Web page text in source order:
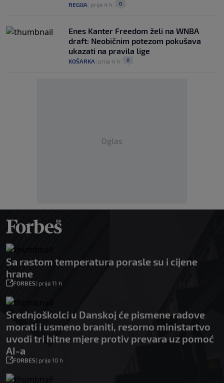
REGIJA prije 4 h 0
Enes Kanter Freedom želi na WNBA
draft: Neobičnim potezom pokušava
ukazati na pravila lige
KOŠARKA prije 4 h 0
Oglas
Sa rastom temperatura porasle su i cijene
hrane
FORBES| prije 11 h
Srednjoškolci u Danskoj će pismene radove
morati i usmeno braniti, resorno ministartvo
uvodi tri hitne mjere protiv prevara uz pomoć
AI-a
FORBES| prije 10 h